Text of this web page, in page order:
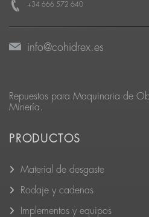
+34 666 572 640
info@cohidrex.es
Repuestos para Maquinaria de
Minería.
PRODUCTOS
Material de desgaste
Rodaje y cadenas
Implementos y equipos